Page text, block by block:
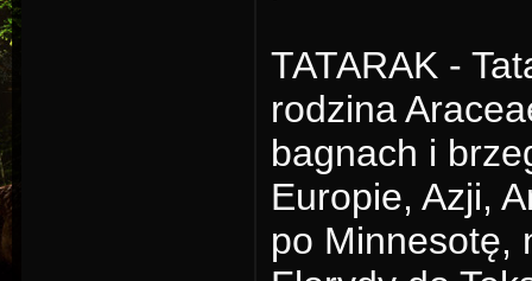
TATARAK -
rodzina
bagnach i
Europie, Azji,
po Minnesotę,